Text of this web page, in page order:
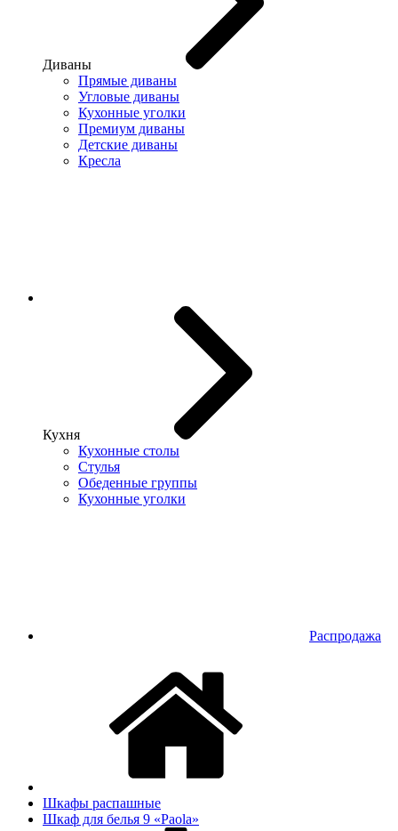
Диваны
Прямые диваны
Угловые диваны
Кухонные уголки
Премиум диваны
Детские диваны
Кресла
Кухня
Кухонные столы
Стулья
Обеденные группы
Кухонные уголки
Распродажа
Шкафы распашные
Шкаф для белья 9 «Paola»